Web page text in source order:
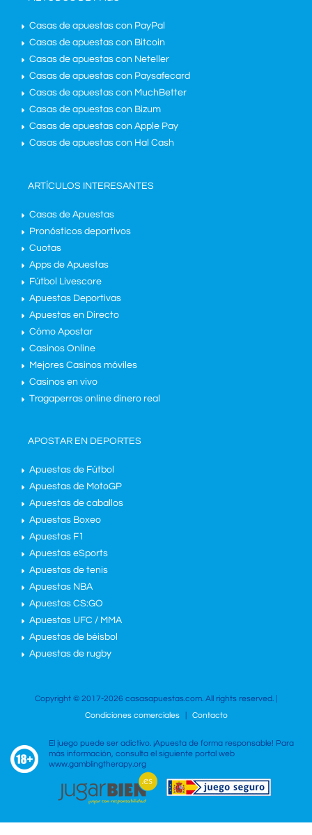
Casas de apuestas con PayPal
Casas de apuestas con Bitcoin
Casas de apuestas con Neteller
Casas de apuestas con Paysafecard
Casas de apuestas con MuchBetter
Casas de apuestas con Bizum
Casas de apuestas con Apple Pay
Casas de apuestas con Hal Cash
ARTÍCULOS INTERESANTES
Casas de Apuestas
Pronósticos deportivos
Cuotas
Apps de Apuestas
Fútbol Livescore
Apuestas Deportivas
Apuestas en Directo
Cómo Apostar
Casinos Online
Mejores Casinos móviles
Casinos en vivo
Tragaperras online dinero real
APOSTAR EN DEPORTES
Apuestas de Fútbol
Apuestas de MotoGP
Apuestas de caballos
Apuestas Boxeo
Apuestas F1
Apuestas eSports
Apuestas de tenis
Apuestas NBA
Apuestas CS:GO
Apuestas UFC / MMA
Apuestas de béisbol
Apuestas de rugby
Copyright © 2017-2026 casasapuestas.com. All rights reserved. |
Condiciones comerciales
Contacto
El juego puede ser adictivo. ¡Apuesta de forma responsable! Para
más información, consulta el siguiente portal web
www.gamblingtherapy.org